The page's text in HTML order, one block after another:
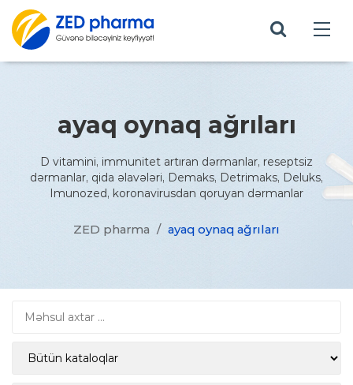
ayaq oynaq ağrıları
D vitamini, immunitet artıran dərmanlar, reseptsiz
dərmanlar, qida əlavələri, Demaks, Detrimaks, Deluks,
Imunozed, koronavirusdan qoruyan dərmanlar
ZED pharma / ayaq oynaq ağrıları